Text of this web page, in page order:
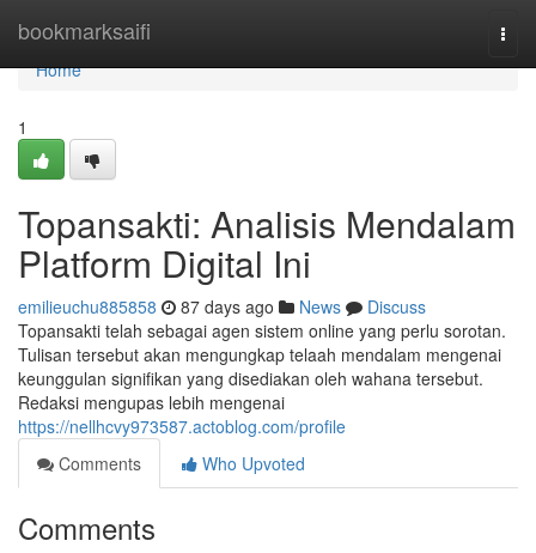
bookmarksaifi
Home
Home
1
Topansakti: Analisis Mendalam
Platform Digital Ini
emilieuchu885858 87 days ago News
Discuss
Topansakti telah sebagai agen sistem online yang perlu sorotan.
Tulisan tersebut akan mengungkap telaah mendalam mengenai
keunggulan signifikan yang disediakan oleh wahana tersebut.
Redaksi mengupas lebih mengenai
https://nellhcvy973587.actoblog.com/profile
Comments
Who Upvoted
Comments